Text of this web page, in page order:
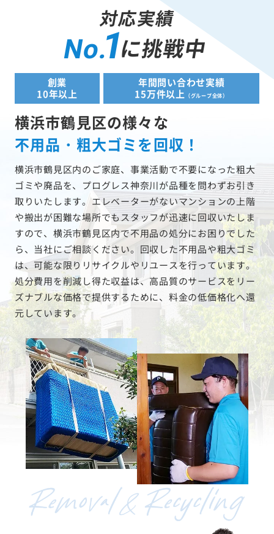
対応実績
No.1に挑戦中
創業
10年以上
年間問い合わせ実績
15万件以上
（グループ全体）
横浜市鶴見区の様々な
不用品・粗大ゴミを回収！
横浜市鶴見区内のご家庭、事業活動で不要になった粗大
ゴミや廃品を、プログレス神奈川が品種を問わずお引き
取りいたします。エレベーターがないマンションの上階
や搬出が困難な場所でもスタッフが迅速に回収いたしま
すので、横浜市鶴見区内で不用品の処分にお困りでした
ら、当社にご相談ください。回収した不用品や粗大ゴミ
は、可能な限りリサイクルやリユースを行っています。
処分費用を削減し得た収益は、高品質のサービスをリー
ズナブルな価格で提供するために、料金の低価格化へ還
元しています。